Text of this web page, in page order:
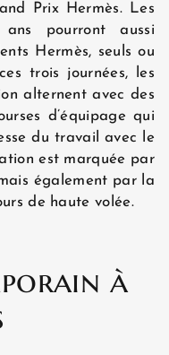
Prix Hermès. Les
pourront aussi
Hermès, seuls ou
trois journées, les
alternent avec des
d’équipage qui
du travail avec le
est marquée par
également par la
de haute volée.
à